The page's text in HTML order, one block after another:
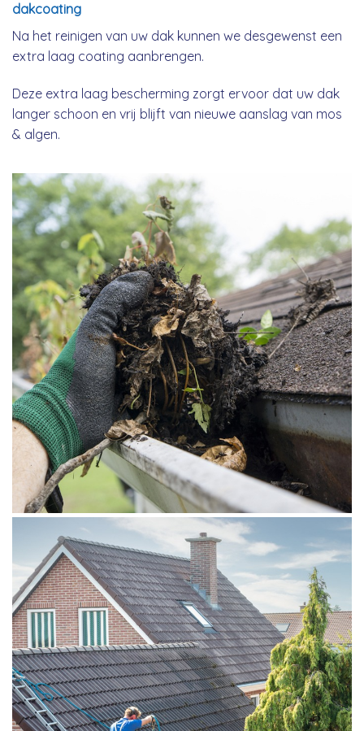
dakcoating
Na het reinigen van uw dak kunnen we desgewenst een
extra laag coating aanbrengen.
Deze extra laag bescherming zorgt ervoor dat uw dak
langer schoon en vrij blijft van nieuwe aanslag van mos
& algen.